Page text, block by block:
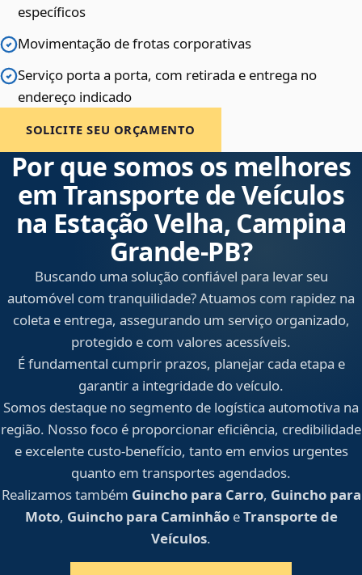
específicos
Movimentação de frotas corporativas
Serviço porta a porta, com retirada e entrega no
endereço indicado
SOLICITE SEU ORÇAMENTO
Por que somos os melhores
em Transporte de Veículos
na Estação Velha, Campina
Grande‑PB?
Buscando uma solução confiável para levar seu
automóvel com tranquilidade? Atuamos com rapidez na
coleta e entrega, assegurando um serviço organizado,
protegido e com valores acessíveis.
É fundamental cumprir prazos, planejar cada etapa e
garantir a integridade do veículo.
Somos destaque no segmento de logística automotiva na
região. Nosso foco é proporcionar eficiência, credibilidade
e excelente custo-benefício, tanto em envios urgentes
quanto em transportes agendados.
Realizamos também Guincho para Carro, Guincho para
Moto, Guincho para CaminhãoeTransporte de
Veículos.